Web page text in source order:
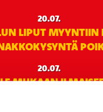
20.07.
LIPUT
20.07.
MUKAAN
KESÄ-